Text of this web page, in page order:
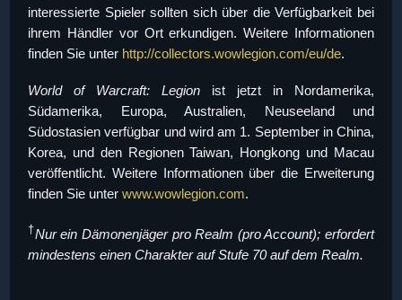
interessierte Spieler sollten sich über die Verfügbarkeit bei
ihrem Händler vor Ort erkundigen. Weitere Informationen
finden Sie unter http://collectors.wowlegion.com/eu/de.
World of Warcraft: Legion ist jetzt in Nordamerika,
Südamerika, Europa, Australien, Neuseeland und
Südostasien verfügbar und wird am 1. September in China,
Korea, und den Regionen Taiwan, Hongkong und Macau
veröffentlicht. Weitere Informationen über die Erweiterung
finden Sie unter www.wowlegion.com.
†Nur ein Dämonenjäger pro Realm (pro Account); erfordert
mindestens einen Charakter auf Stufe 70 auf dem Realm.